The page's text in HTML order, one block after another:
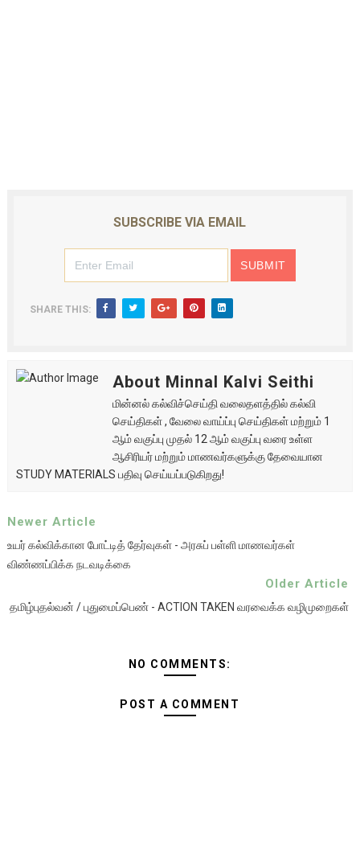
SUBSCRIBE VIA EMAIL
SHARE THIS:
About Minnal Kalvi Seithi
மின்னல் கல்விச்செய்தி வலைதளத்தில் கல்வி
செய்திகள் , வேலை வாய்ப்பு செய்திகள் மற்றும் 1
ஆம் வகுப்பு முதல் 12 ஆம் வகுப்பு வரை உள்ள
ஆசிரியர் மற்றும் மாணவர்களுக்கு தேவையான
STUDY MATERIALS பதிவு செய்யப்படுகிறது!
Newer Article
உயர் கல்விக்கான போட்டித் தேர்வுகள் - அரசுப் பள்ளி மாணவர்கள்
விண்ணப்பிக்க நடவடிக்கை
Older Article
தமிழ்புதல்வன் / புதுமைப்பெண் - ACTION TAKEN வரவைக்க வழிமுறைகள்
NO COMMENTS:
POST A COMMENT